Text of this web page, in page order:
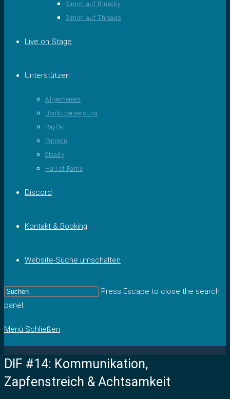
Simon auf Bluesky
Simon auf Threads
Live on Stage
Unterstützen
Allgemeines
Banküberweisung
PayPal
Patreon
Steady
Hall of Fame
Discord
Kontakt & Booking
Website-Suche umschalten
Press Escape to close the search
panel.
Menü Schließen
DIF #14: Kommunikation,
Zapfenstreich & Achtsamkeit